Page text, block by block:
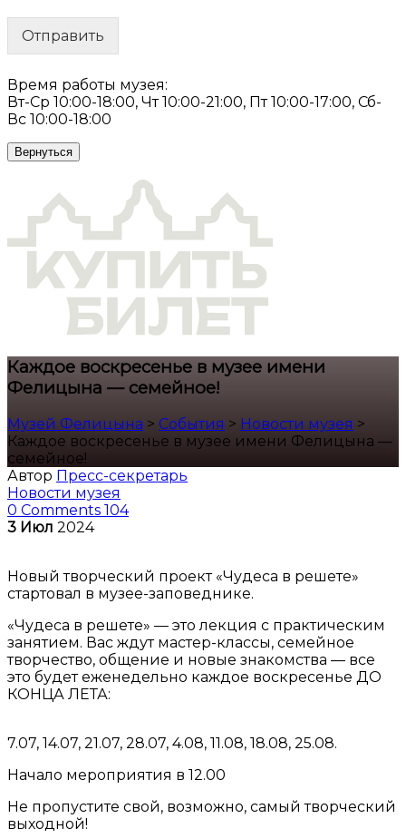
Отправить
Время работы музея:
Вт-Ср 10:00-18:00, Чт 10:00-21:00, Пт 10:00-17:00, Сб-
Вс 10:00-18:00
Вернуться
Каждое воскресенье в музее имени
Фелицына — семейное!
Музей Фелицына > События > Новости музея >
Каждое воскресенье в музее имени Фелицына —
семейное!
Автор Пресс-секретарь
Новости музея
0 Comments 104
3 Июл 2024
Новый творческий проект «Чудеса в решете»
стартовал в музее-заповеднике.
«Чудеса в решете» — это лекция с практическим
занятием. Вас ждут мастер-классы, семейное
творчество, общение и новые знакомства — все
это будет еженедельно каждое воскресенье ДО
КОНЦА ЛЕТА:
7.07, 14.07, 21.07, 28.07, 4.08, 11.08, 18.08, 25.08.
Начало мероприятия в 12.00
Не пропустите свой, возможно, самый творческий
выходной!